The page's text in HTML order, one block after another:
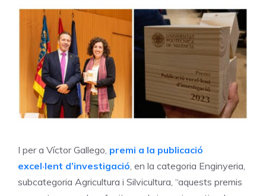
I per a Víctor Gallego, premi a la publicació
excel·lent d’investigació, en la categoria Enginyeria,
subcategoria Agricultura i Silvicultura, “aquests premis